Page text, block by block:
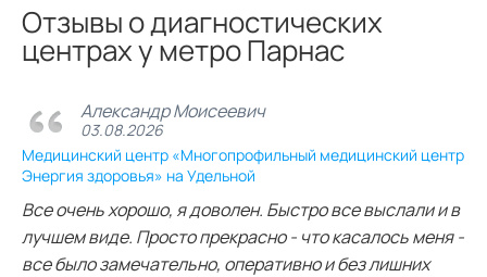
Отзывы о диагностических
центрах у метро Парнас
Александр Моисеевич
03.08.2026
Медицинский центр «Многопрофильный медицинский центр
Энергия здоровья» на Удельной
Все очень хорошо, я доволен. Быстро все выслали и в
лучшем виде. Просто прекрасно - что касалось меня -
все было замечательно, оперативно и без лишних